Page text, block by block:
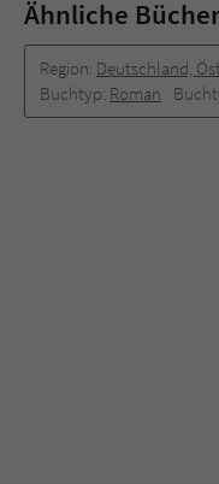
Ähnliche
Region: Deutschland,
Buchtyp: Roman